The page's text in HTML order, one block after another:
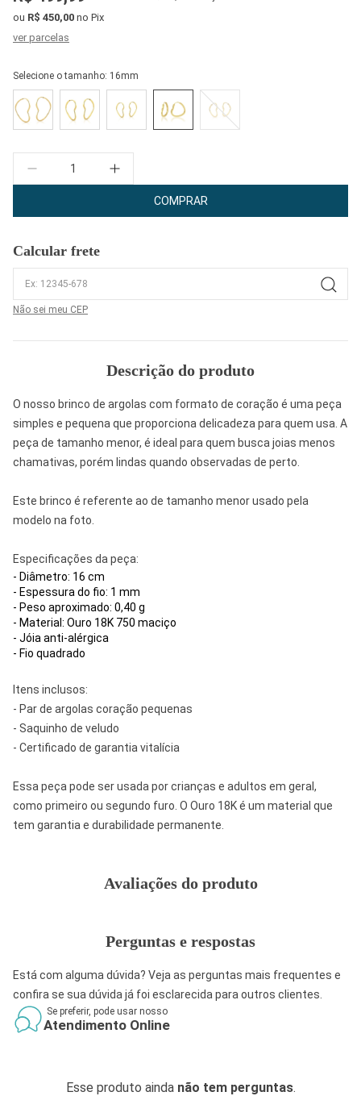
ou R$ 450,00 no Pix
ver parcelas
Selecione o tamanho: 16mm
Quantidade
COMPRAR
Calcular frete
Não sei meu CEP
Descrição do produto
O nosso brinco de argolas com formato de coração é uma peça
simples e pequena que proporciona delicadeza para quem usa. A
peça de tamanho menor, é ideal para quem busca joias menos
chamativas, porém lindas quando observadas de perto.
Este brinco é referente ao de tamanho menor usado pela
modelo na foto.
Especificações da peça:
- Diâmetro: 16 cm
- Espessura do fio: 1 mm
- Peso aproximado: 0,40 g
- Material: Ouro 18K 750 maciço
- Jóia anti-alérgica
- Fio quadrado
Itens inclusos:
- Par de argolas coração pequenas
- Saquinho de veludo
- Certificado de garantia vitalícia
Essa peça pode ser usada por crianças e adultos em geral,
como primeiro ou segundo furo. O Ouro 18K é um material que
tem garantia e durabilidade permanente.
Avaliações do produto
Perguntas e respostas
Está com alguma dúvida? Veja as perguntas mais frequentes e
confira se sua dúvida já foi esclarecida para outros clientes.
Se preferir, pode usar nosso
Atendimento Online
Esse produto ainda não tem perguntas.